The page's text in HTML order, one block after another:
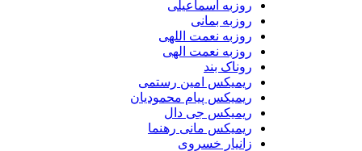
روزبه اسماعیلی
روزبه بمانی
روزبه نعمت اللهی
روزبه نعمت الهی
روناک بند
ریمیکس امین رستمی
ریمیکس پیام محمودیان
ریمیکس جی دال
ریمیکس مانی رهنما
زانیار خسروی